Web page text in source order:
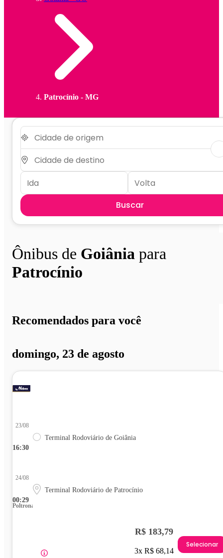
Patrocínio - MG
Buscar
Ônibus de Goiânia para
Patrocínio
Recomendados para você
domingo, 23 de agosto
16:30
23/08
Terminal Rodoviário de Goiânia
00:29
24/08
Terminal Rodoviário de Patrocínio
Poltrona
R$ 183,79
3x R$ 68,14
Selecionar